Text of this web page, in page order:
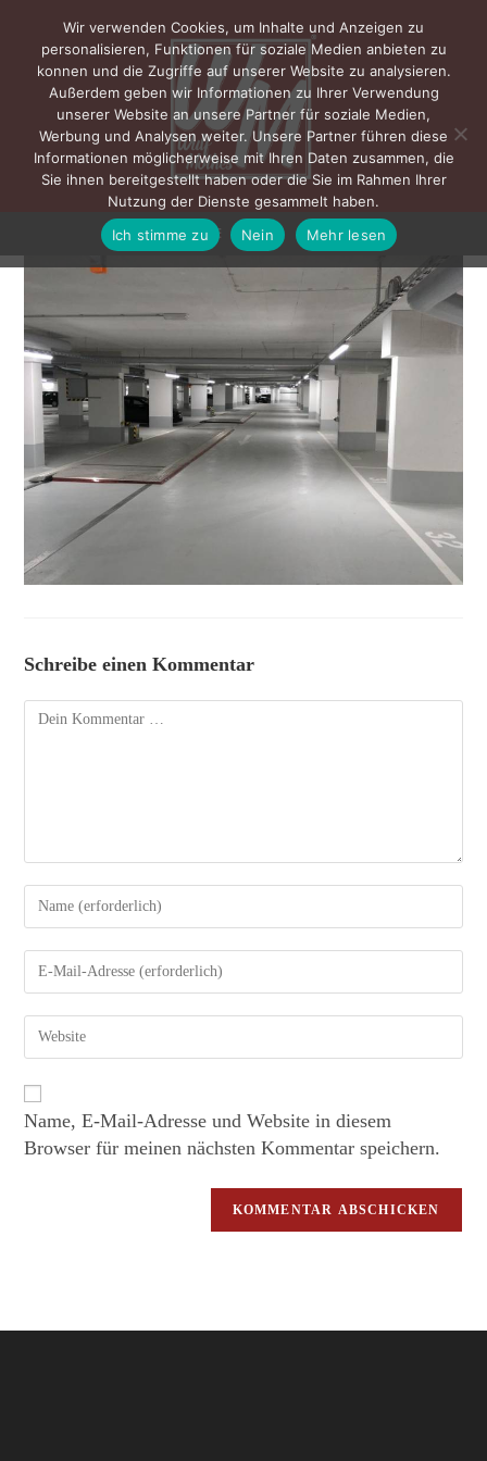
MENÜ
Schreibe einen Kommentar
Name, E-Mail-Adresse und Website in diesem
Browser für meinen nächsten Kommentar speichern.
Wir verwenden Cookies, um Inhalte und Anzeigen zu
personalisieren, Funktionen für soziale Medien anbieten zu
konnen und die Zugriffe auf unserer Website zu analysieren.
Außerdem geben wir Informationen zu Ihrer Verwendung
unserer Website an unsere Partner für soziale Medien,
Werbung und Analysen weiter. Unsere Partner führen diese
Informationen möglicherweise mit Ihren Daten zusammen, die
Sie ihnen bereitgestellt haben oder die Sie im Rahmen Ihrer
Nutzung der Dienste gesammelt haben.
Ich stimme zu
Nein Mehr lesen